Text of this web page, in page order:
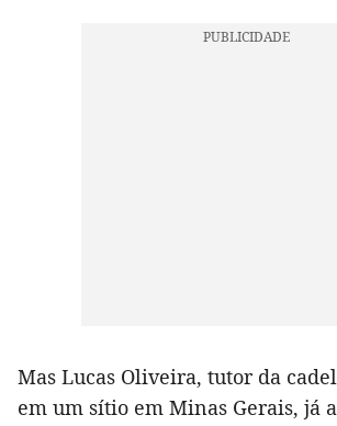
Mas Lucas Oliveira, tutor da
em um sítio em Minas Gerais, já